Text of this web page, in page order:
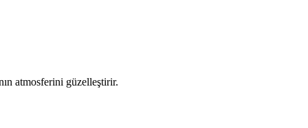
atmosferini güzelleştirir.